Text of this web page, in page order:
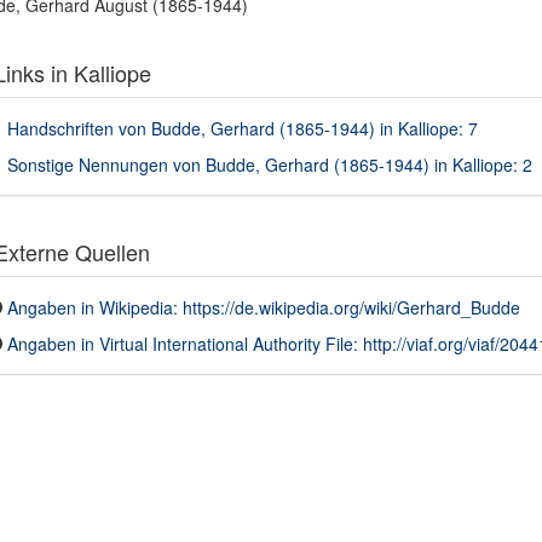
Gerhard August (1865-1944)
in Kalliope
Handschriften von Budde, Gerhard (1865-1944) in Kalliope: 7
Sonstige Nennungen von Budde, Gerhard (1865-1944) in Kalliope: 2
Quellen
Angaben in Wikipedia: https://de.wikipedia.org/wiki/Gerhard_Budde
Angaben in Virtual International Authority File: http://viaf.org/viaf/